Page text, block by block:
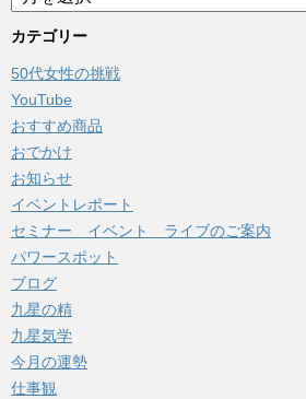
ー
カ
ブ
カテゴリー
50代女性の挑戦
YouTube
おすすめ商品
おでかけ
お知らせ
イベントレポート
セミナー イベント ライブのご案内
パワースポット
ブログ
九星の精
九星気学
今月の運勢
仕事観